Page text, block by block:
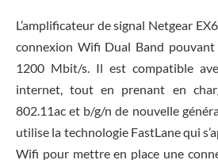
L’amplificateur de signal Netgear
connexion Wifi Dual Band
1200 Mbit/s. Il est compatible
internet, tout en prenant en
802.11ac et b/g/n de nouvelle
utilise la technologie FastLane qui
Wifi pour mettre en place une